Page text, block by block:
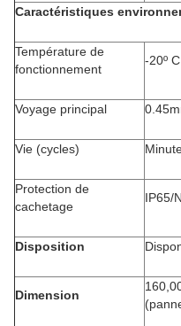
Caractéristiques
Température de
fonctionnement
-20º
Voyage principal
Vie (cycles)
Protection de
cachetage
IP65/
Disposition
Dimension